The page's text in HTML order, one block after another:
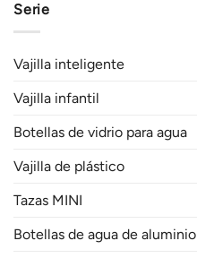
Serie
Vajilla inteligente
Vajilla infantil
Botellas de vidrio para agua
Vajilla de plástico
Tazas MINI
Botellas de agua de aluminio